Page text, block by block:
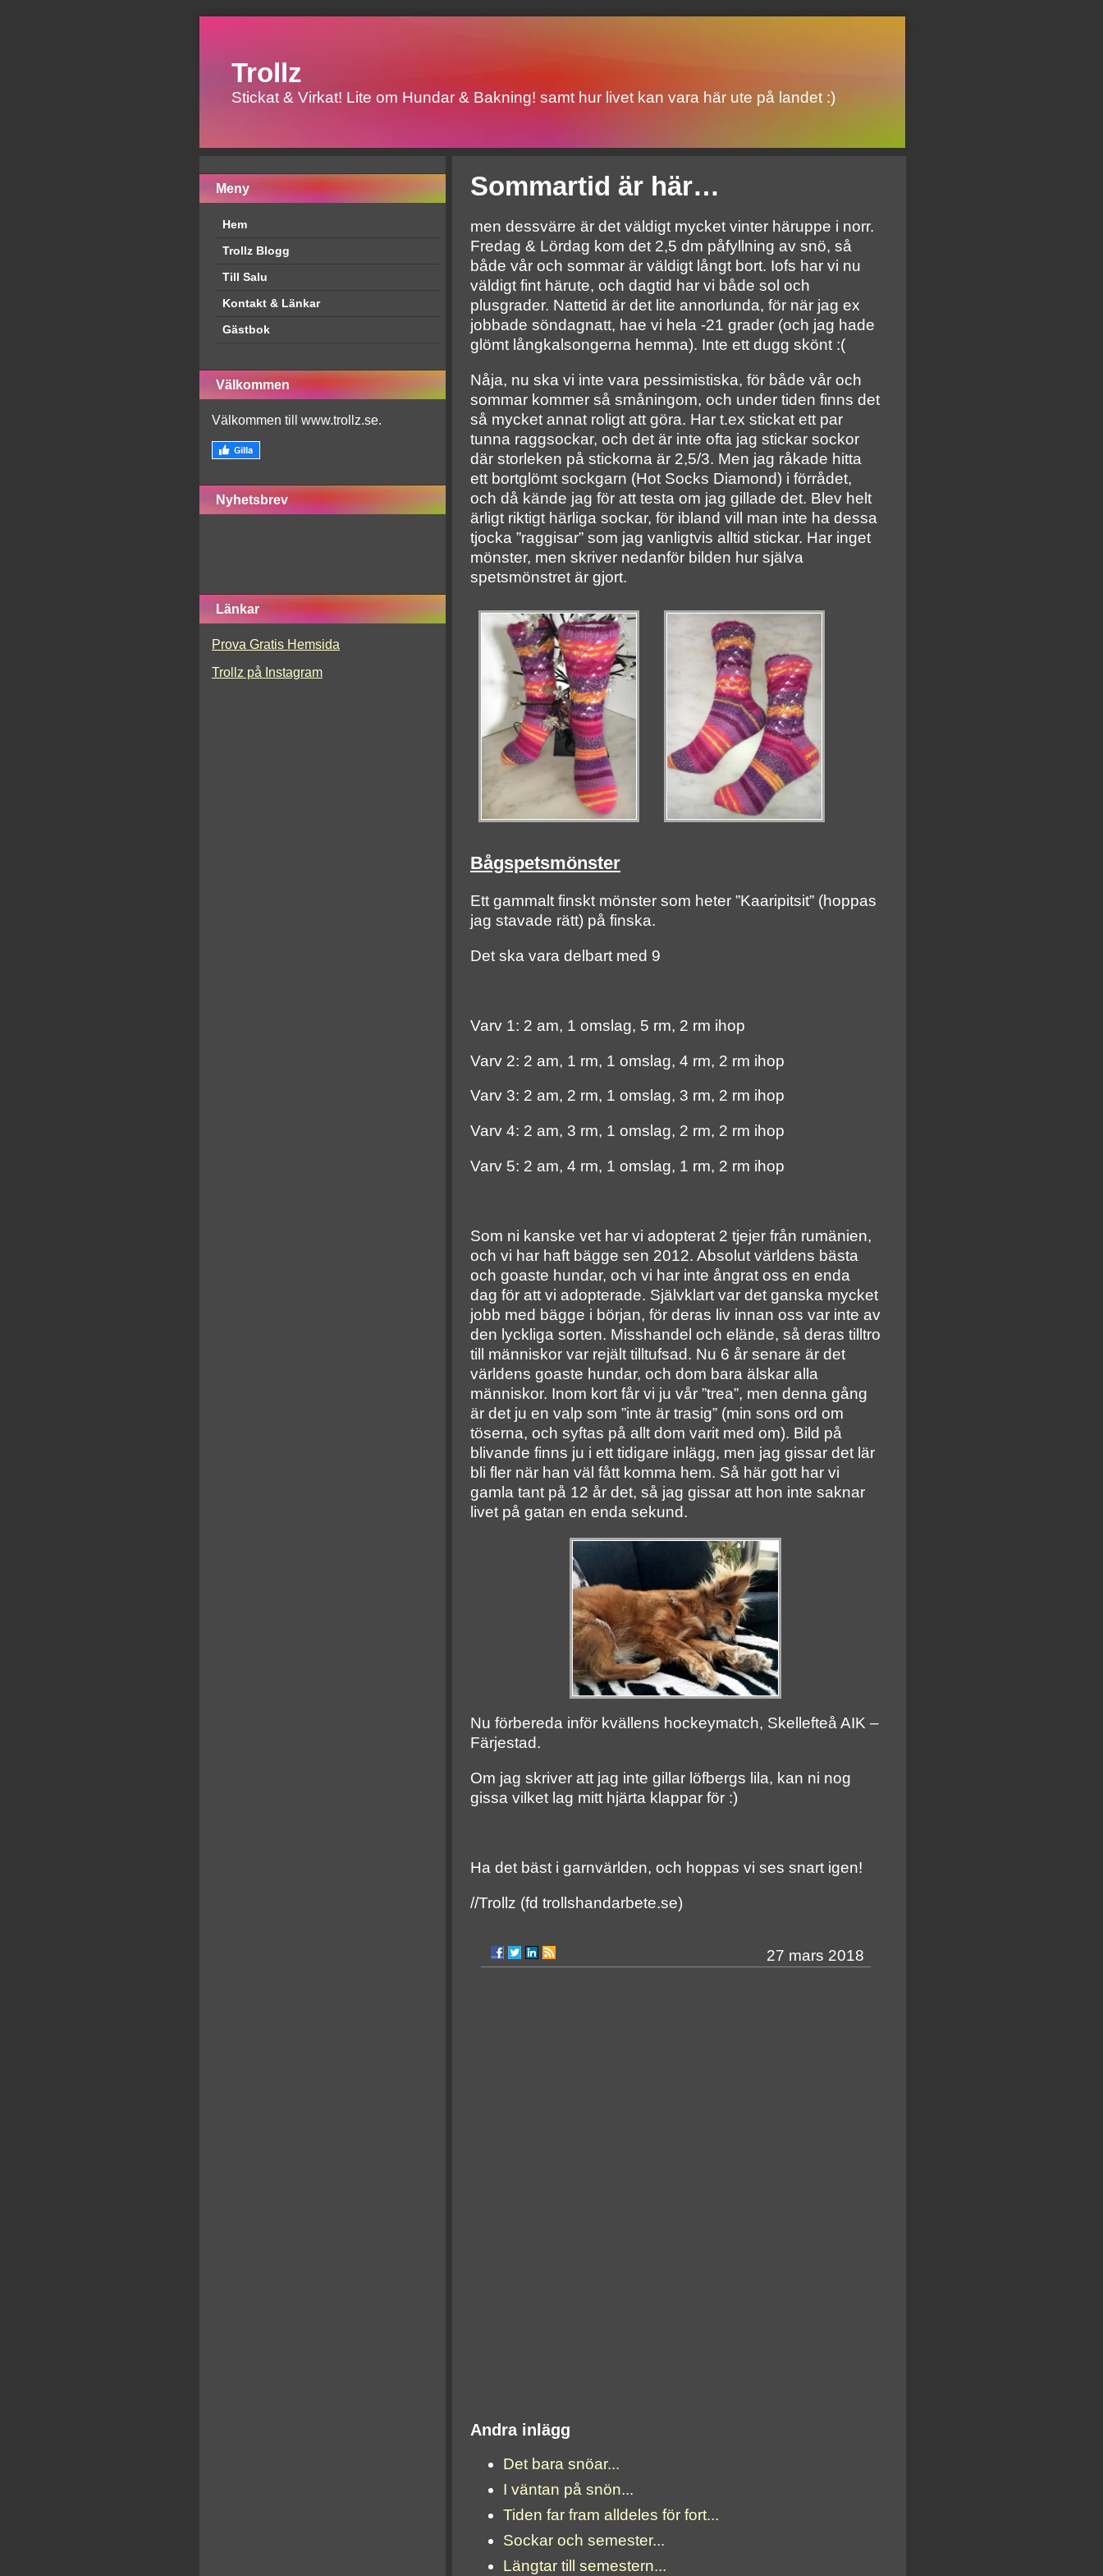
Trollz
Stickat & Virkat! Lite om Hundar & Bakning! samt hur livet kan vara här ute på landet :)
Meny
Hem
Trollz Blogg
Till Salu
Kontakt & Länkar
Gästbok
Välkommen
Välkommen till www.trollz.se.
Nyhetsbrev
Länkar
Prova Gratis Hemsida
Trollz på Instagram
Sommartid är här…
men dessvärre är det väldigt mycket vinter häruppe i norr.
Fredag & Lördag kom det 2,5 dm påfyllning av snö, så
både vår och sommar är väldigt långt bort. Iofs har vi nu
väldigt fint härute, och dagtid har vi både sol och
plusgrader. Nattetid är det lite annorlunda, för när jag ex
jobbade söndagnatt, hae vi hela -21 grader (och jag hade
glömt långkalsongerna hemma). Inte ett dugg skönt :(
Nåja, nu ska vi inte vara pessimistiska, för både vår och
sommar kommer så småningom, och under tiden finns det
så mycket annat roligt att göra. Har t.ex stickat ett par
tunna raggsockar, och det är inte ofta jag stickar sockor
där storleken på stickorna är 2,5/3. Men jag råkade hitta
ett bortglömt sockgarn (Hot Socks Diamond) i förrådet,
och då kände jag för att testa om jag gillade det. Blev helt
ärligt riktigt härliga sockar, för ibland vill man inte ha dessa
tjocka ”raggisar” som jag vanligtvis alltid stickar. Har inget
mönster, men skriver nedanför bilden hur själva
spetsmönstret är gjort.
Bågspetsmönster
Ett gammalt finskt mönster som heter ”Kaaripitsit” (hoppas
jag stavade rätt) på finska.
Det ska vara delbart med 9
Varv 1: 2 am, 1 omslag, 5 rm, 2 rm ihop
Varv 2: 2 am, 1 rm, 1 omslag, 4 rm, 2 rm ihop
Varv 3: 2 am, 2 rm, 1 omslag, 3 rm, 2 rm ihop
Varv 4: 2 am, 3 rm, 1 omslag, 2 rm, 2 rm ihop
Varv 5: 2 am, 4 rm, 1 omslag, 1 rm, 2 rm ihop
Som ni kanske vet har vi adopterat 2 tjejer från rumänien,
och vi har haft bägge sen 2012. Absolut världens bästa
och goaste hundar, och vi har inte ångrat oss en enda
dag för att vi adopterade. Självklart var det ganska mycket
jobb med bägge i början, för deras liv innan oss var inte av
den lyckliga sorten. Misshandel och elände, så deras tilltro
till människor var rejält tilltufsad. Nu 6 år senare är det
världens goaste hundar, och dom bara älskar alla
människor. Inom kort får vi ju vår ”trea”, men denna gång
är det ju en valp som ”inte är trasig” (min sons ord om
töserna, och syftas på allt dom varit med om). Bild på
blivande finns ju i ett tidigare inlägg, men jag gissar det lär
bli fler när han väl fått komma hem. Så här gott har vi
gamla tant på 12 år det, så jag gissar att hon inte saknar
livet på gatan en enda sekund.
Nu förbereda inför kvällens hockeymatch, Skellefteå AIK –
Färjestad.
Om jag skriver att jag inte gillar löfbergs lila, kan ni nog
gissa vilket lag mitt hjärta klappar för :)
Ha det bäst i garnvärlden, och hoppas vi ses snart igen!
//Trollz (fd trollshandarbete.se)
27 mars 2018
Andra inlägg
Det bara snöar...
I väntan på snön...
Tiden far fram alldeles för fort...
Sockar och semester...
Längtar till semestern...